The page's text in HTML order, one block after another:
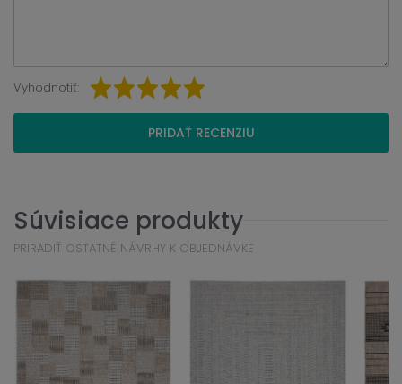
Vyhodnotiť:
PRIDAŤ RECENZIU
Súvisiace produkty
PRIRADIŤ OSTATNÉ NÁVRHY K OBJEDNÁVKE